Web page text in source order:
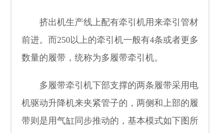
挤出机生产线上配有牵引机用来牵引管材
前进。而250以上的牵引机一般有4条或者更多
数量的履带，统称为多履带牵引机。
多履带牵引机下部支撑的两条履带采用电
机驱动升降机来夹紧管子的，两侧和上部的履
带则是用气缸同步推动的，基本模式如下图所